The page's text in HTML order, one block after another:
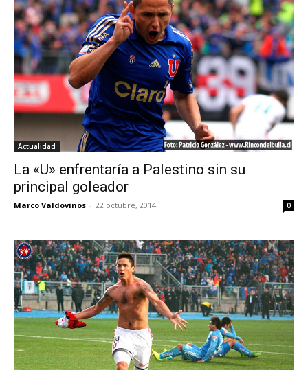
Actualidad
La «U» enfrentaría a Palestino sin su
principal goleador
Marco Valdovinos - 22 octubre, 2014 0